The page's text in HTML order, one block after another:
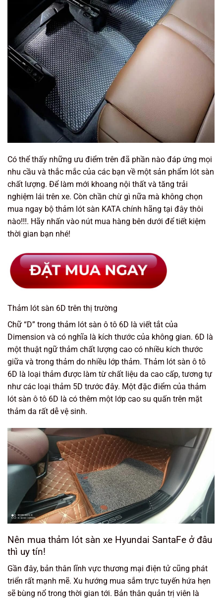
Có thể thấy những ưu điểm trên đã phần nào đáp ứng mọi
nhu cầu và thắc mắc của các bạn về một sản phẩm lót sàn
chất lượng. Để làm mới khoang nội thất và tăng trải
nghiệm lái trên xe. Còn chần chừ gì nữa mà không chọn
mua ngay bộ thảm lót sàn KATA chính hãng tại đây thôi
nào!!!. Hãy nhấn vào nút mua hàng bên dưới để tiết kiệm
thời gian bạn nhé!
Thảm lót sàn 6D trên thị trường
Chữ “D” trong thảm lót sàn ô tô 6D là viết tắt của
Dimension và có nghĩa là kích thước của không gian. 6D là
một thuật ngữ thảm chất lượng cao có nhiều kích thước
giữa và trong thảm do nhiều lớp thảm. Thảm lót sàn ô tô
6D là loại thảm được làm từ chất liệu da cao cấp, tương tự
như các loại thảm 5D trước đây. Một đặc điểm của thảm
lót sàn ô tô 6D là có thêm một lớp cao su quấn trên mặt
thảm da rất dễ vệ sinh.
Nên mua thảm lót sàn xe Hyundai SantaFe ở đâu
thì uy tín!
Gần đây, bản thân lĩnh vực thương mại điện tử cũng phát
triển rất mạnh mẽ. Xu hướng mua sắm trực tuyến hứa hẹn
sẽ bùng nổ trong thời gian tới. Bản thân quản trị viên là